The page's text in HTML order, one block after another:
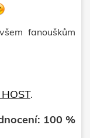
fanouškům
.
100 %